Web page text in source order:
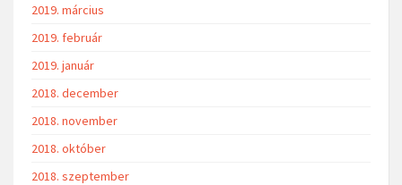
2019. március
2019. február
2019. január
2018. december
2018. november
2018. október
2018. szeptember